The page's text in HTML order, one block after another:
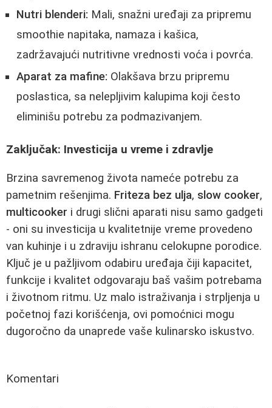
Nutri blenderi: Mali, snažni uređaji za pripremu
smoothie napitaka, namaza i kašica,
zadržavajući nutritivne vrednosti voća i povrća.
Aparat za mafine: Olakšava brzu pripremu
poslastica, sa nelepljivim kalupima koji često
eliminišu potrebu za podmazivanjem.
Zaključak: Investicija u vreme i zdravlje
Brzina savremenog života nameće potrebu za
pametnim rešenjima. Friteza bez ulja, slow cooker,
multicooker i drugi slični aparati nisu samo gadgeti
- oni su investicija u kvalitetnije vreme provedeno
van kuhinje i u zdraviju ishranu celokupne porodice.
Ključ je u pažljivom odabiru uređaja čiji kapacitet,
funkcije i kvalitet odgovaraju baš vašim potrebama
i životnom ritmu. Uz malo istraživanja i strpljenja u
početnoj fazi korišćenja, ovi pomoćnici mogu
dugoročno da unaprede vaše kulinarsko iskustvo.
Komentari